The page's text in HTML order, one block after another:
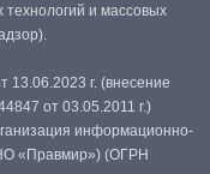
и массовых
г. (внесение
от 03.05.2011 г.)
информационно-
«Правмир») (ОГРН